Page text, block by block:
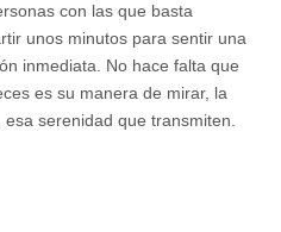
con las que basta
unos minutos para sentir una
inmediata. No hace falta que
es su manera de mirar, la
serenidad que transmiten.